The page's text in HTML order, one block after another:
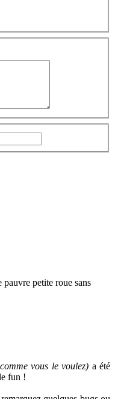
petite roue sans
vous le voulez) a été
fun !